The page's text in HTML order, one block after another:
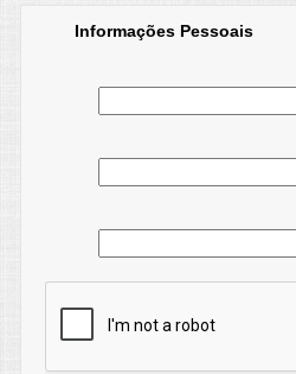
Informações Pessoais